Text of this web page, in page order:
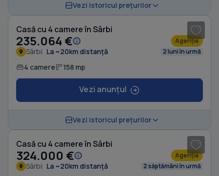
Vezi istoricul prețurilor
Casă cu 4 camere în Sârbi
235.064 € Agenție
Sârbi La ~20km distanță 2 luni în urmă
4 camere 158 mp
Vezi anunțul
Vezi istoricul prețurilor
Casă cu 4 camere în Sârbi
324.000 € Agenție
Sârbi La ~20km distanță 2 săptămâni în urmă